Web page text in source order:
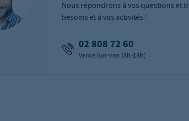
Nous répondrons à vos questions et
besoins et à vos activités !
02 808 72 60
Vente lun-ven (8h-18h)